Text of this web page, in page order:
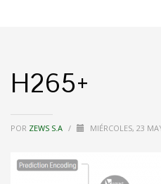
H265+
POR ZEWS S.A / MIÉRCOLES, 23